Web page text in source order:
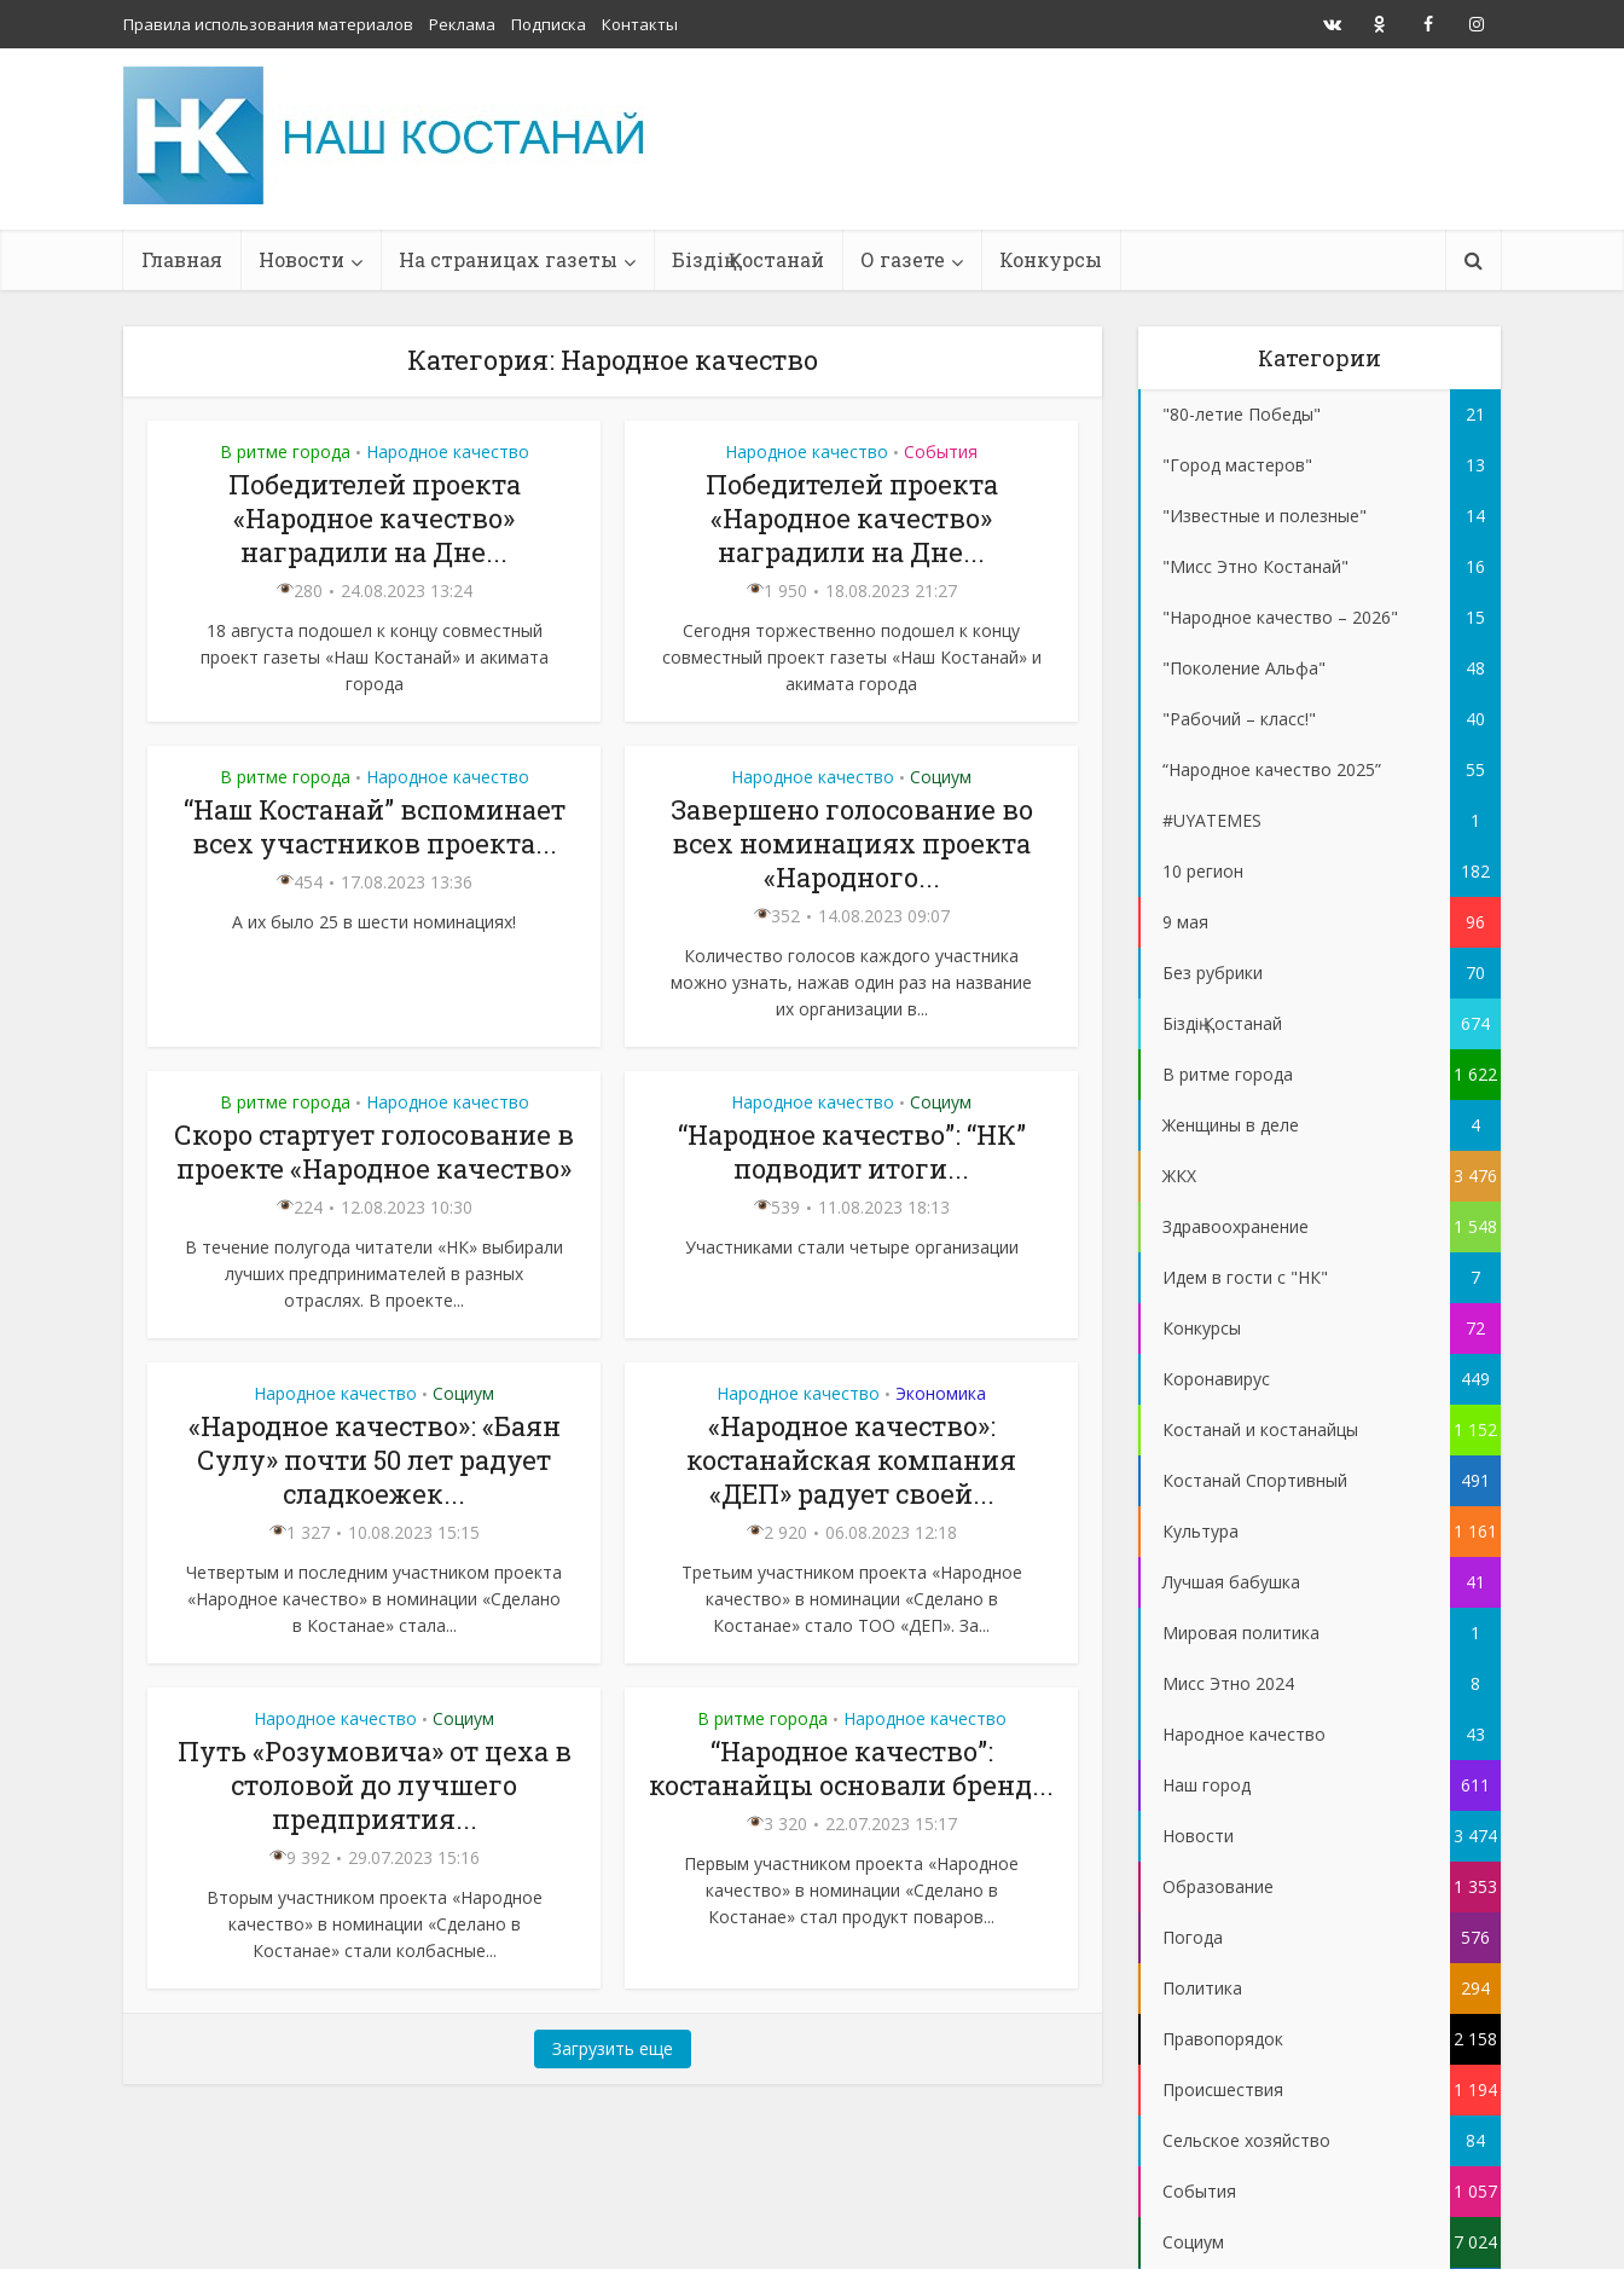
Правила использования материалов Реклама Подписка Контакты
Главная Новости На страницах газеты Біздің Қостанай О газете Конкурсы
Категория: Народное качество
В ритме города • Народное качество
Победителей проекта
«Народное качество»
наградили на Дне...
280
24.08.2023 13:24
18 августа подошел к концу совместный
проект газеты «Наш Костанай» и акимата
города
Народное качество • События
Победителей проекта
«Народное качество»
наградили на Дне...
1 950
18.08.2023 21:27
Сегодня торжественно подошел к концу
совместный проект газеты «Наш Костанай» и
акимата города
В ритме города • Народное качество
“Наш Костанай” вспоминает
всех участников проекта...
454
17.08.2023 13:36
А их было 25 в шести номинациях!
Народное качество • Социум
Завершено голосование во
всех номинациях проекта
«Народного...
352
14.08.2023 09:07
Количество голосов каждого участника
можно узнать, нажав один раз на название
их организации в...
В ритме города • Народное качество
Скоро стартует голосование в
проекте «Народное качество»
224
12.08.2023 10:30
В течение полугода читатели «НК» выбирали
лучших предпринимателей в разных
отраслях. В проекте...
Народное качество • Социум
“Народное качество”: “НК”
подводит итоги...
539
11.08.2023 18:13
Участниками стали четыре организации
Народное качество • Социум
«Народное качество»: «Баян
Сулу» почти 50 лет радует
сладкоежек...
1 327
10.08.2023 15:15
Четвертым и последним участником проекта
«Народное качество» в номинации «Сделано
в Костанае» стала...
Народное качество • Экономика
«Народное качество»:
костанайская компания
«ДЕП» радует своей...
2 920
06.08.2023 12:18
Третьим участником проекта «Народное
качество» в номинации «Сделано в
Костанае» стало ТОО «ДЕП». За...
Народное качество • Социум
Путь «Розумовича» от цеха в
столовой до лучшего
предприятия...
9 392
29.07.2023 15:16
Вторым участником проекта «Народное
качество» в номинации «Сделано в
Костанае» стали колбасные...
В ритме города • Народное качество
“Народное качество”:
костанайцы основали бренд...
3 320
22.07.2023 15:17
Первым участником проекта «Народное
качество» в номинации «Сделано в
Костанае» стал продукт поваров...
Загрузить еще
Категории
"80-летие Победы" 21
"Город мастеров" 13
"Известные и полезные" 14
"Мисс Этно Костанай" 16
"Народное качество – 2026" 15
"Поколение Альфа" 48
"Рабочий – класс!" 40
“Народное качество 2025” 55
#UYATEMES 1
10 регион 182
9 мая 96
Без рубрики 70
Біздің Қостанай 674
В ритме города 1 622
Женщины в деле 4
ЖКХ 3 476
Здравоохранение 1 548
Идем в гости с "НК" 7
Конкурсы 72
Коронавирус 449
Костанай и костанайцы 1 152
Костанай Спортивный 491
Культура 1 161
Лучшая бабушка 41
Мировая политика 1
Мисс Этно 2024 8
Народное качество 43
Наш город 611
Новости 3 474
Образование 1 353
Погода 576
Политика 294
Правопорядок 2 158
Проиcшествия 1 194
Сельское хозяйство 84
События 1 057
Социум 7 024